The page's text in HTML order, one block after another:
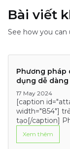
Bài viết
See how you can
Phương pháp
dụng dễ dàng
17 May 2024
[caption
width="854"]
tạo[/caption]
Xem thêm